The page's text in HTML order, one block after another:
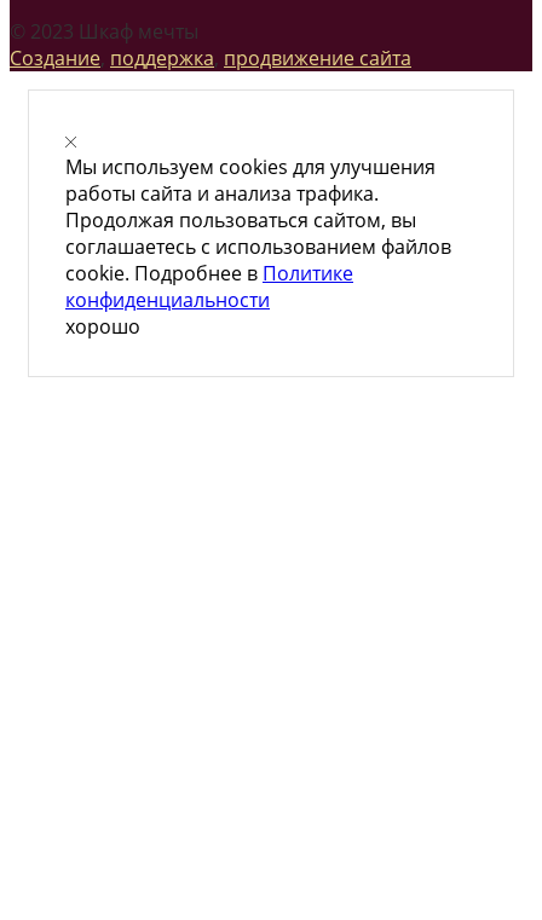
© 2023 Шкаф мечты
Создание, поддержка, продвижение сайта
Мы используем cookies для улучшения
работы сайта и анализа трафика.
Продолжая пользоваться сайтом, вы
соглашаетесь с использованием файлов
cookie. Подробнее в Политике
конфиденциальности
хорошо